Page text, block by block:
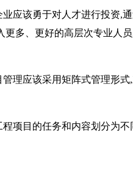
该勇于对人才进行投资,
多、更好的高层次专业人
应该采用矩阵式管理形式
目的任务和内容划分为不